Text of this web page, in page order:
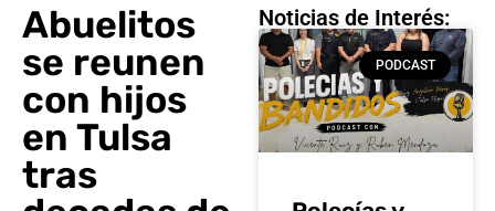
Abuelitos
se reunen
con hijos
en Tulsa
tras
Noticias de Interés:
PODCAST